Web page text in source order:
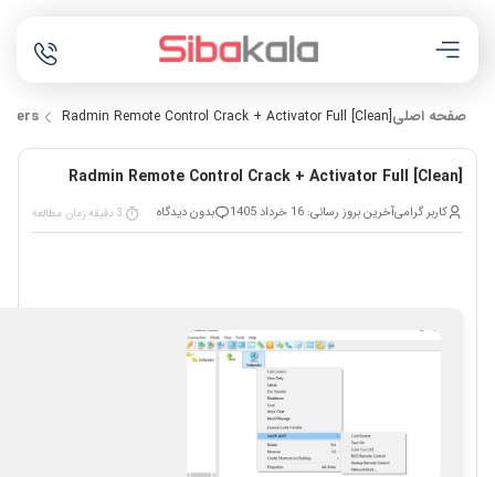
صفحه اصلیRadmin Remote Control Crack + Activator Full [Clean]
Radmin Remote Control Crack + Activator Full [Clean]
کاربر گرامیآخرین بروز رسانی: 16 خرداد 1405 بدون دیدگاه 3 دقیقه زمان مطالعه